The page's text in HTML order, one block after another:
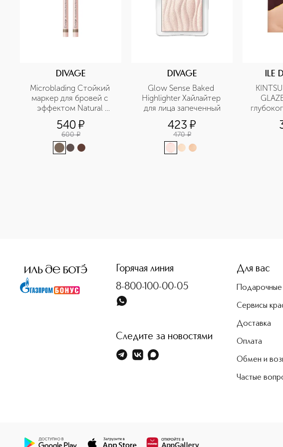
DIVAGE
Microblading Стойкий
маркер для бровей с
эффектом Natural
Tattoo
540¤
600 ¤
DIVAGE
Glow Sense Baked
Highlighter Хайлайтер
для лица запеченный
423 ¤
470 ¤
ILE
Горячая линия
8-800-100-00-05
Следите за новостями
Для вас
Подарочные
Сервисы
Доставка
Оплата
Обмен и
Частые